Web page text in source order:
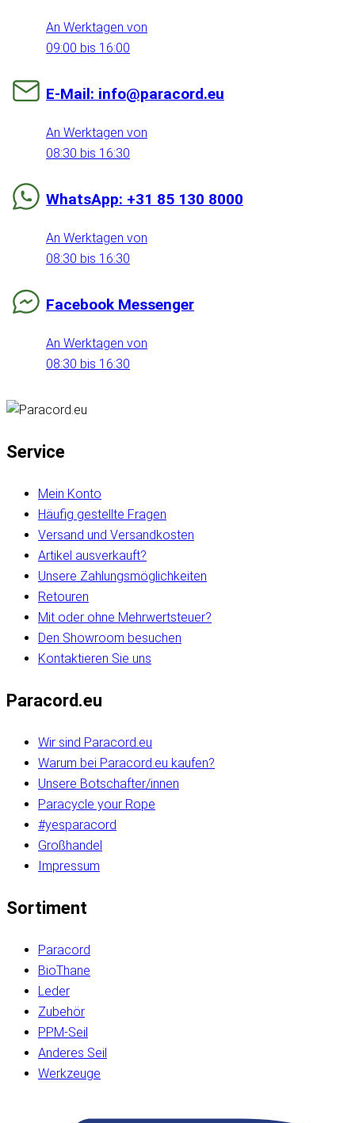
An Werktagen von
09:00 bis 16:00
E-Mail: info@paracord.eu
An Werktagen von
08:30 bis 16:30
WhatsApp: +31 85 130 8000
An Werktagen von
08:30 bis 16:30
Facebook Messenger
An Werktagen von
08:30 bis 16:30
Service
Mein Konto
Häufig gestellte Fragen
Versand und Versandkosten
Artikel ausverkauft?
Unsere Zahlungsmöglichkeiten
Retouren
Mit oder ohne Mehrwertsteuer?
Den Showroom besuchen
Kontaktieren Sie uns
Paracord.eu
Wir sind Paracord.eu
Warum bei Paracord.eu kaufen?
Unsere Botschafter/innen
Paracycle your Rope
#yesparacord
Großhandel
Impressum
Sortiment
Paracord
BioThane
Leder
Zubehör
PPM-Seil
Anderes Seil
Werkzeuge